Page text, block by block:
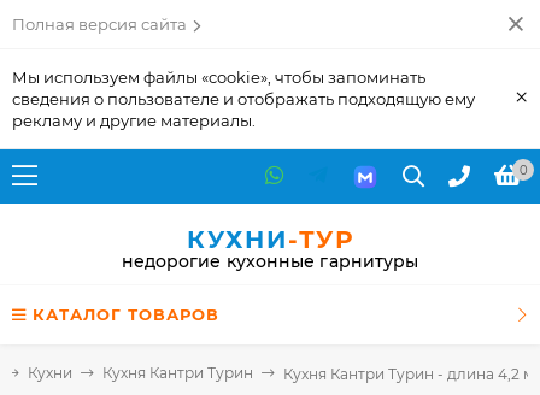
Полная версия сайта
Мы используем файлы «cookie», чтобы запоминать
сведения о пользователе и отображать подходящую ему
рекламу и другие материалы.
×
0
КУХНИ-ТУР
недорогие кухонные гарнитуры
КАТАЛОГ ТОВАРОВ
Кухни Кухня Кантри Турин Кухня Кантри Турин - длина 4,2 м